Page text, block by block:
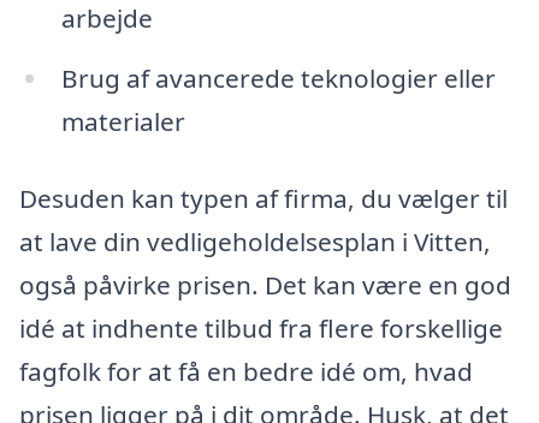
arbejde
Brug af avancerede teknologier eller
materialer
Desuden kan typen af firma, du vælger til
at lave din vedligeholdelsesplan i Vitten,
også påvirke prisen. Det kan være en god
idé at indhente tilbud fra flere forskellige
fagfolk for at få en bedre idé om, hvad
prisen ligger på i dit område. Husk, at det